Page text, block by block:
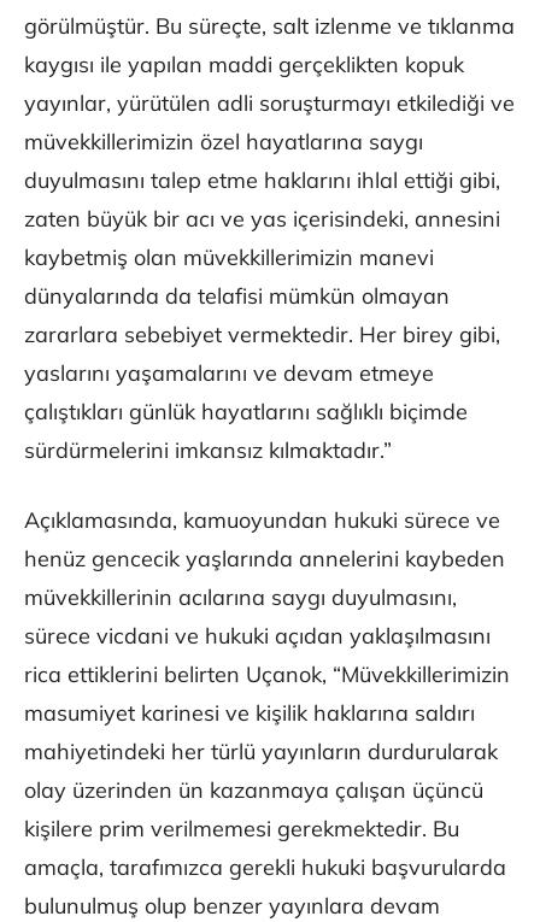
görülmüştür. Bu süreçte, salt izlenme ve tıklanma
kaygısı ile yapılan maddi gerçeklikten kopuk
yayınlar, yürütülen adli soruşturmayı etkilediği ve
müvekkillerimizin özel hayatlarına saygı
duyulmasını talep etme haklarını ihlal ettiği gibi,
zaten büyük bir acı ve yas içerisindeki, annesini
kaybetmiş olan müvekkillerimizin manevi
dünyalarında da telafisi mümkün olmayan
zararlara sebebiyet vermektedir. Her birey gibi,
yaslarını yaşamalarını ve devam etmeye
çalıştıkları günlük hayatlarını sağlıklı biçimde
sürdürmelerini imkansız kılmaktadır.”
Açıklamasında, kamuoyundan hukuki sürece ve
henüz gencecik yaşlarında annelerini kaybeden
müvekkillerinin acılarına saygı duyulmasını,
sürece vicdani ve hukuki açıdan yaklaşılmasını
rica ettiklerini belirten Uçanok, “Müvekkillerimizin
masumiyet karinesi ve kişilik haklarına saldırı
mahiyetindeki her türlü yayınların durdurularak
olay üzerinden ün kazanmaya çalışan üçüncü
kişilere prim verilmemesi gerekmektedir. Bu
amaçla, tarafımızca gerekli hukuki başvurularda
bulunulmuş olup benzer yayınlara devam